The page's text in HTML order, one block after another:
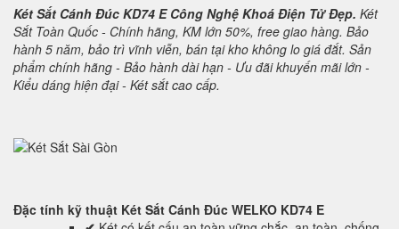
Két Sắt Cánh Đúc KD74 E Công Nghệ Khoá Điện Tử Đẹp. Két
Sắt Toàn Quốc - Chính hãng, KM lớn 50%, free giao hàng. Bảo
hành 5 năm, bảo trì vĩnh viễn, bán tại kho không lo giá đắt. Sản
phẩm chính hãng - Bảo hành dài hạn - Ưu đãi khuyến mãi lớn -
Kiểu dáng hiện đại - Két sắt cao cấp.
Đặc tính kỹ thuật Két Sắt Cánh Đúc WELKO KD74 E